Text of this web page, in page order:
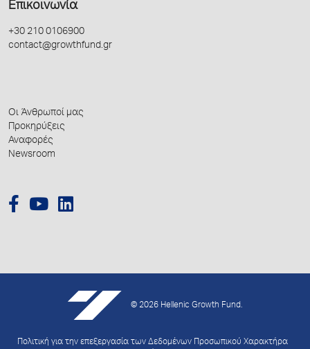
Επικοινωνία
+30 210 0106900
contact@growthfund.gr
Οι Άνθρωποί μας
Προκηρύξεις
Αναφορές
Newsroom
© 2026 Hellenic Growth Fund.
Πολιτική για την επεξεργασία των Δεδομένων Προσωπικού Χαρακτήρα